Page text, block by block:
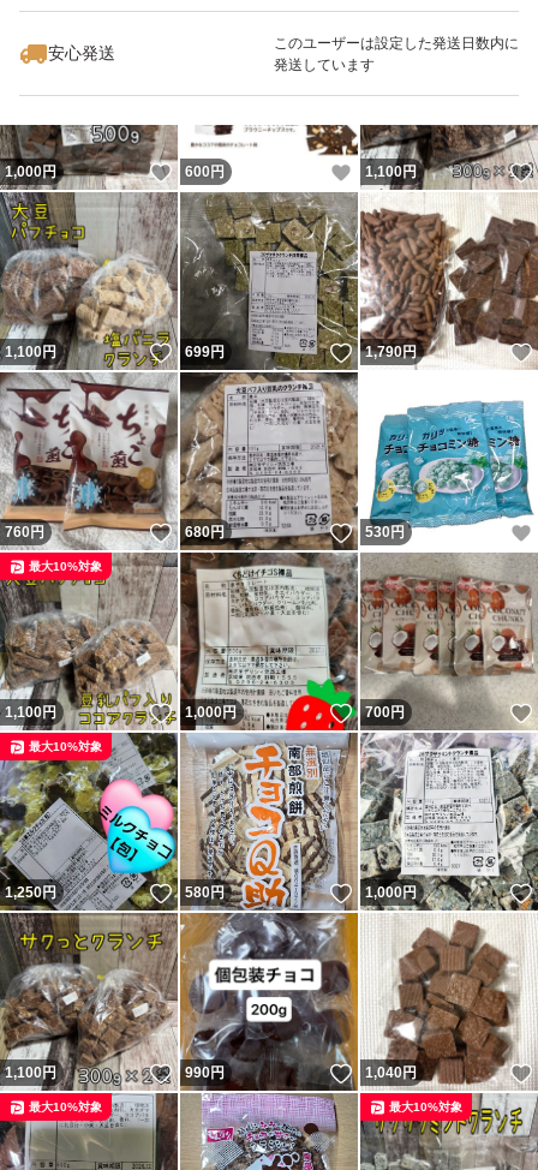
安心発送
このユーザーは設定した発送日数内に
発送しています
1,000円 いいね！
600 円 いいね！
1,100円
1,100円 いいね！
699円 いいね！
1,790円
760 円 いいね！
680円 いいね！
530 円
1,100円 いいね！
最大10%対象
1,000円 いいね！
700円
1,250円 いいね！
最大10%対象
580円 いいね！
1,000円
1,100円 いいね！
990円 いいね！
1,040円
最大10%対象 最大10%対象